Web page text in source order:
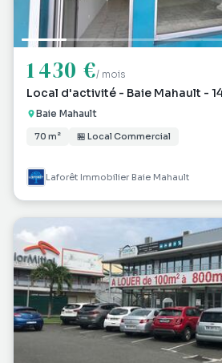
1 430 €/ mois
Local d'activité - Baie Mahault -
Baie Mahault
70 m² 🏪 Local Commercial
Laforêt Immobilier Baie Mahault